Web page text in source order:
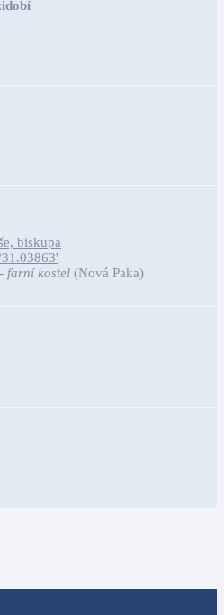
barva
biskupa
farní kostel (Nová Paka)